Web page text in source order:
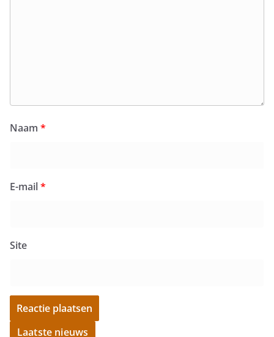
Naam *
E-mail*
Site
Laatste nieuws